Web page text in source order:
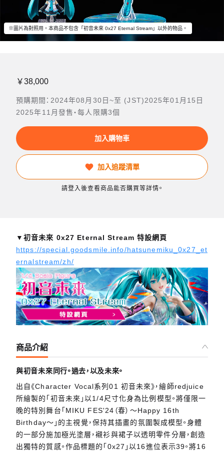
※圖片為對照用。本商品不包含「初音未來 0x27 Eternal Stream」以外的物品。
￥38,000
預購期間：2024年08月30日~至 (JST)2025年01月15日
2025年11月發售・每人限購3個
加入購物車
加入追蹤清單
請登入後查看商品能否購買等詳情。
▼初音未來 0x27 Eternal Stream 特設網頁
https://special.goodsmile.info/hatsunemiku_0x27_et
ernalstream/zh/
商品介紹
與初音未來同行。過去，以及未來。
出自《Character Vocal系列01 初音未來》，繪師redjuice
所繪製的「初音未來」以1/4尺寸化身為比例模型。將僅限一
晚的特別舞台「MIKU FES'24（春）～Happy 16th
Birthday～」的主視覺，保持其插畫的氛圍製成模型。身體
的一部分施加極光塗層，襯衫與裙子以透明零件分層，創造
出獨特的質感。作品標題的「0x27」以16進位表示39。將16